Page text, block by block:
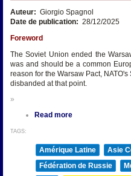
Auteur: Giorgio Spagnol
Date de publication: 28/12/2025
Foreword
The Soviet Union ended the
was and should be a common
reason for the Warsaw Pact,
disbanded at that point.
»
Read more
TAGS:
Amérique Latine Asie
Fédération de Russie